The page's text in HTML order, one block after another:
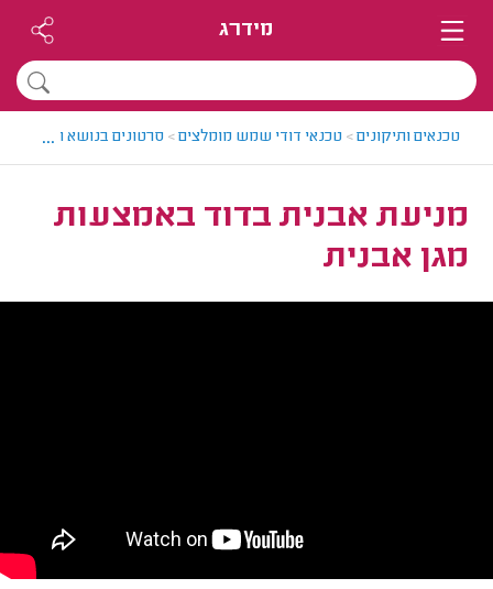
מידרג
טכנאים ותיקונים> טכנאי דודי שמש מומלצים> סרטונים בנושא תיקון
...
מניעת אבנית בדוד באמצעות
מגן אבנית